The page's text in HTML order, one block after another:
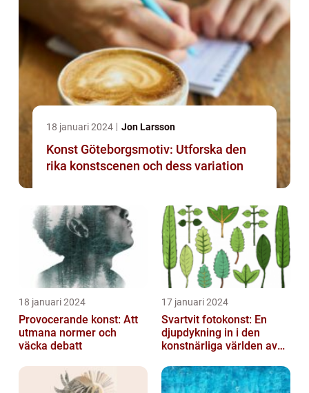
18 januari 2024 Jon Larsson
Konst Göteborgsmotiv: Utforska den
rika konstscenen och dess variation
18 januari 2024
Provocerande konst: Att
utmana normer och
väcka debatt
17 januari 2024
Svartvit fotokonst: En
djupdykning in i den
konstnärliga världen av